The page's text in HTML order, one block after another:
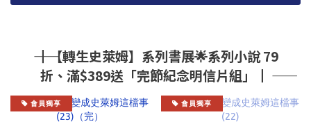
―― ┃【轉生史萊姆】系列書展🌟系列小說 79
折、滿$389送「完節紀念明信片組」┃ ――
會員獨享 會員獨享